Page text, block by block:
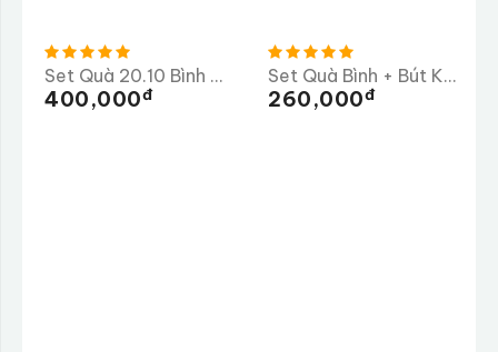
Set Quà 20.10 Bình Giữ Nhiệt Metal 500ml
400,000Đ
Set Quà Bình + Bút Khắc Logo Công Ty TAVITAX
260,000Đ